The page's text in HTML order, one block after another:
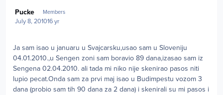
Pucke Members
July 8, 201016 yr
Ja sam isao u januaru u Svajcarsku,usao sam u Sloveniju
04.01.2010.,u Sengen zoni sam boravio 89 dana,izasao sam iz
Sengena 02.04.2010. ali tada mi niko nije skenirao pasos niti
lupio pecat.Onda sam za prvi maj isao u Budimpestu vozom 3
dana (probio sam tih 90 dana za 2 dana) i skenirali su mi pasos i